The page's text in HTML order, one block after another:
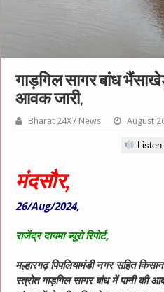
गाड़गिल सागर बांध
आवक जारी,
Bharat 24X7 News August
मंदसौर,
26/Aug/2024,
राजेंद्र दायमा ब्यूरो रिपोर्ट,
मल्हारगढ़ पिपलियामंडी नगर सहित
स्त्रोत गाड़गिल सागर बांध में पानी की